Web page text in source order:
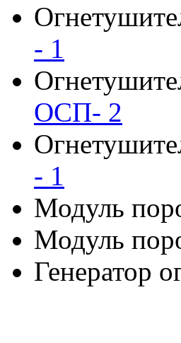
- 1
ОСП- 2
- 1
Модуль
Модуль
Генератор